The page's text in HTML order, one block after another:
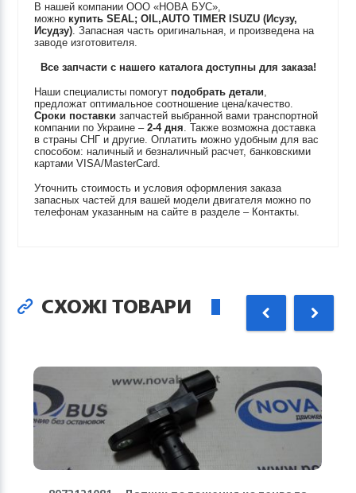
В нашей компании ООО «НОВА БУС»,
можно купитьSEAL; OIL,AUTO TIMER ISUZU (Исузу,
Исудзу). Запасная часть оригинальная, и произведена на
заводе изготовителя.
Все запчасти с нашего каталога доступны для заказа!
Наши специалисты помогут подобрать детали,
предложат оптимальное соотношение цена/качество.
Сроки поставки запчастей выбранной вами транспортной
компании по Украине –2-4 дня. Также возможна доставка
в страны СНГ и другие. Оплатить можно удобным для вас
способом: наличный и безналичный расчет, банковскими
картами VISA/MasterCard.
Уточнить стоимость и условия оформления заказа
запасных частей для вашей модели двигателя можно по
телефонам указанным на сайте в разделе – Контакты.
СХОЖІ ТОВАРИ